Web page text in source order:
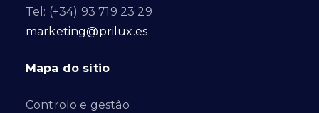
Tel: (+34) 93 719 23 29
marketing@prilux.es
Mapa do sítio
Controlo e gestão